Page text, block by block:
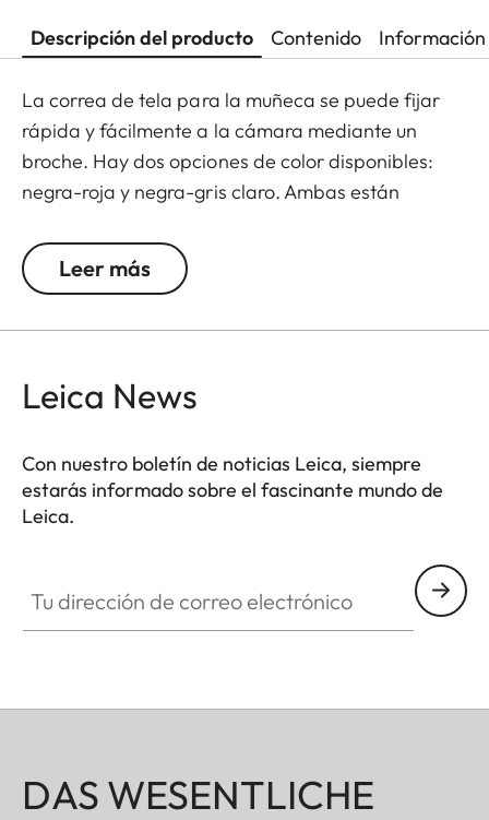
Descripción del producto Contenido
La correa de tela para la muñeca se puede fijar
rápida y fácilmente a la cámara mediante un
broche. Hay dos opciones de color disponibles:
negra-roja y negra-gris claro. Ambas están
Leer más
Leica News
Con nuestro boletín de noticias Leica, siempre
estarás informado sobre el fascinante mundo de
Leica.
DAS WESENTLICHE